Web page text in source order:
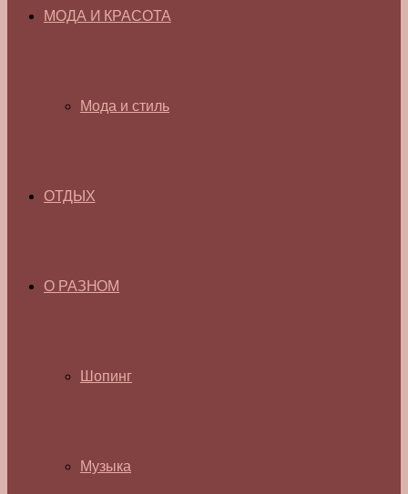
МОДА И КРАСОТА
Мода и стиль
ОТДЫХ
О РАЗНОМ
Шопинг
Музыка